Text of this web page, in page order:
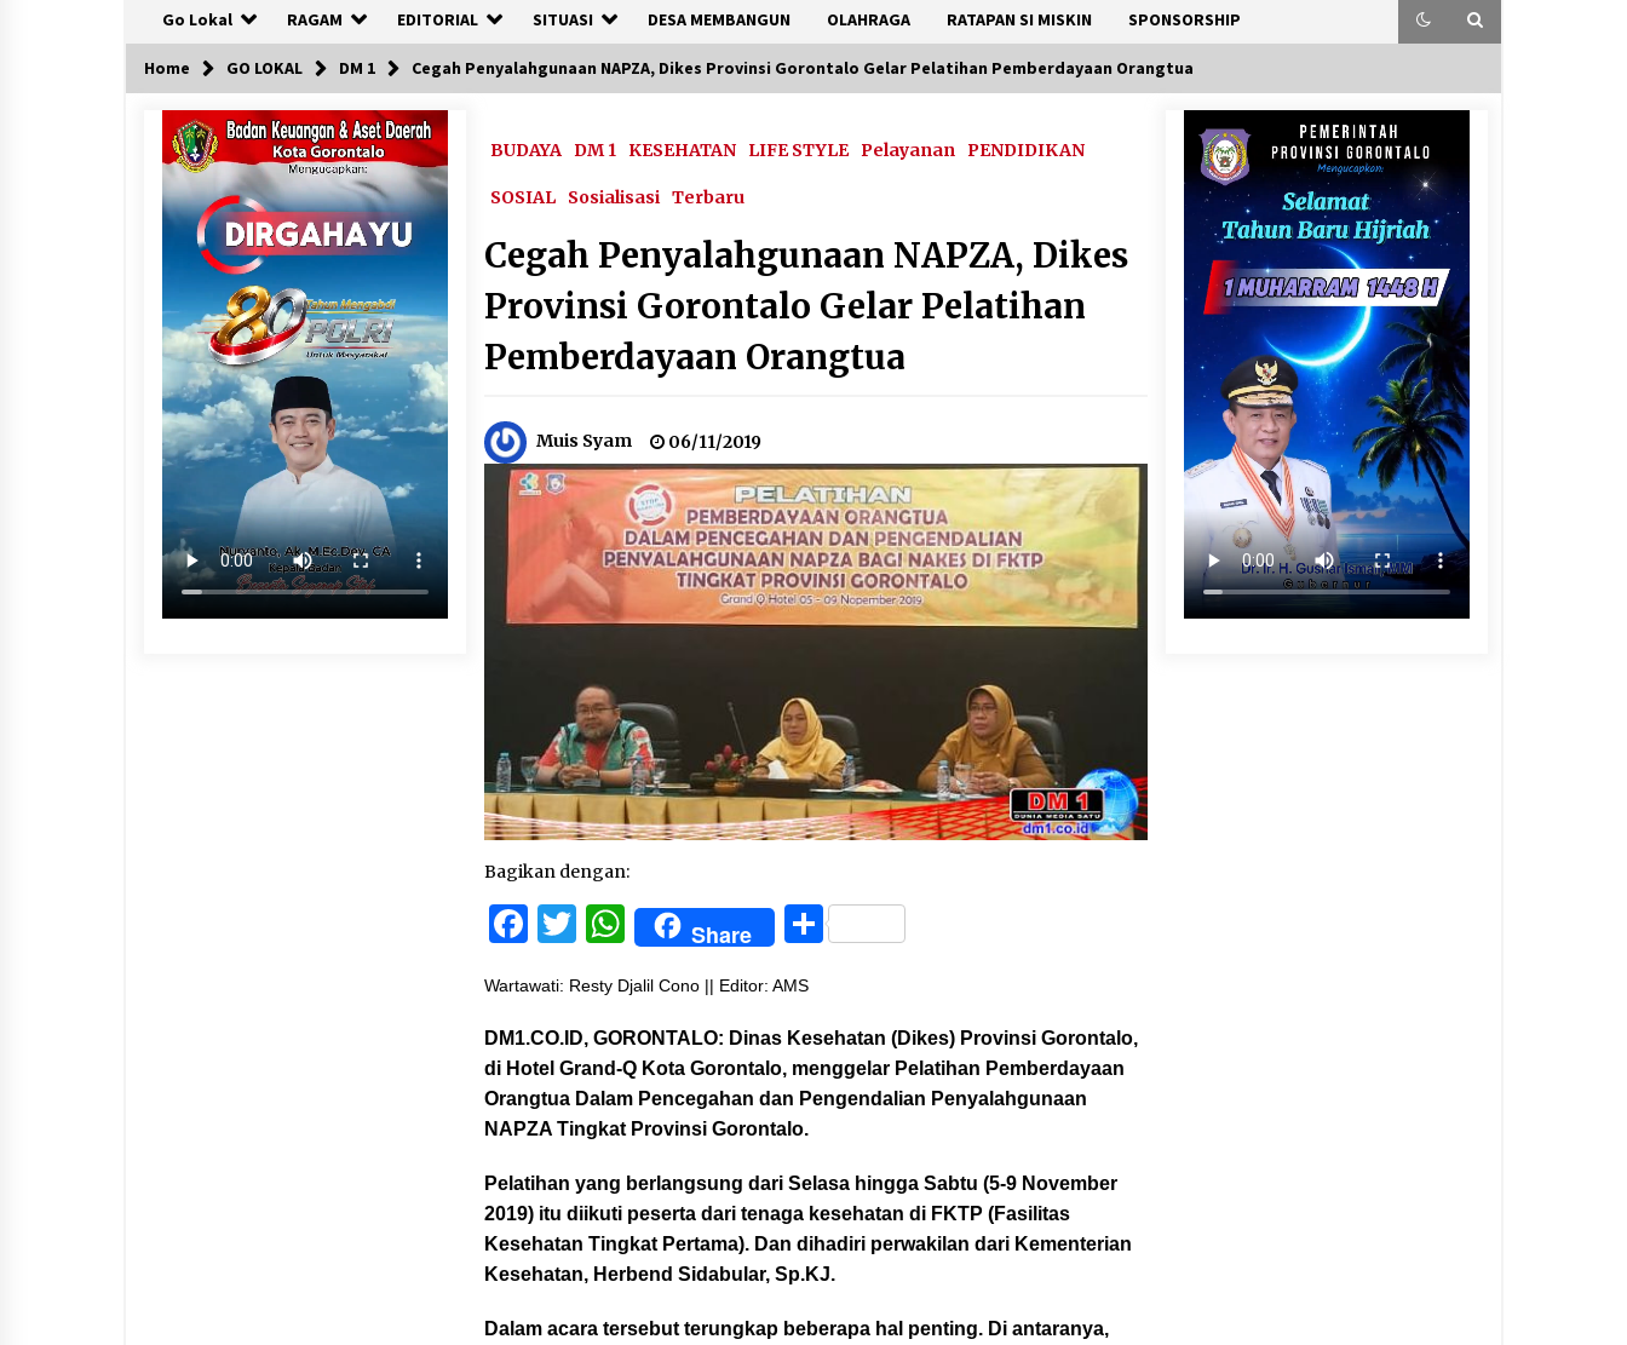
Go Lokal RAGAM EDITORIAL SITUASI DESA MEMBANGUN OLAHRAGA RATAPAN SI MISKIN SPONSORSHIP
Home GO LOKAL DM 1 Cegah Penyalahgunaan NAPZA, Dikes Provinsi Gorontalo Gelar Pelatihan Pemberdayaan Orangtua
BUDAYA DM 1 KESEHATAN LIFE STYLE Pelayanan PENDIDIKAN
SOSIAL Sosialisasi Terbaru
Cegah Penyalahgunaan NAPZA, Dikes
Provinsi Gorontalo Gelar Pelatihan
Pemberdayaan Orangtua
Muis Syam 06/11/2019
Bagikan dengan:
Facebook
Twitter
WhatsApp
Share Share
Wartawati: Resty Djalil Cono || Editor: AMS
DM1.CO.ID, GORONTALO: Dinas Kesehatan (Dikes) Provinsi Gorontalo,
di Hotel Grand-Q Kota Gorontalo, menggelar Pelatihan Pemberdayaan
Orangtua Dalam Pencegahan dan Pengendalian Penyalahgunaan
NAPZA Tingkat Provinsi Gorontalo.
Pelatihan yang berlangsung dari Selasa hingga Sabtu (5-9 November
2019) itu diikuti peserta dari tenaga kesehatan di FKTP (Fasilitas
Kesehatan Tingkat Pertama). Dan dihadiri perwakilan dari Kementerian
Kesehatan, Herbend Sidabular, Sp.KJ.
Dalam acara tersebut terungkap beberapa hal penting. Di antaranya,